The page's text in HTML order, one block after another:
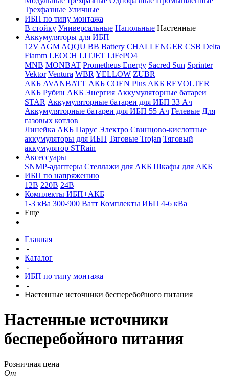
Трехфазные Уличные
ИБП по типу монтажа
В стойку Универсальные Напольные Настенные
Аккумуляторы для ИБП
12V AGM AQQU BB Battery CHALLENGER CSB Delta
Fiamm LEOCH LITJET LiFePO4
MNB MONBAT Prometheus Energy Sacred Sun Sprinter
Vektor Ventura WBR YELLOW ZUBR
АКБ AVANBATT АКБ COEN Plus АКБ REVOLTER
АКБ Рубин АКБ Энергия Аккумуляторные батареи
STAR Аккумуляторные батареи для ИБП 33 Ач
Аккумуляторные батареи для ИБП 55 Ач Гелевые Для
газовых котлов
Линейка АКБ Парус Электро Свинцово-кислотные
аккумуляторы для ИБП Тяговые Trojan Тяговый
аккумулятор STRain
Аксессуары
SNMP-адаптеры Стеллажи для АКБ Шкафы для АКБ
ИБП по напряжению
12В 220В 24В
Комплекты ИБП+АКБ
1-3 кВа 300-900 Ватт Комплекты ИБП 4-6 кВа
Еще
Главная
-
Каталог
-
ИБП по типу монтажа
-
Настенные источники бесперебойного питания
Настенные источники
бесперебойного питания
Розничная цена
От